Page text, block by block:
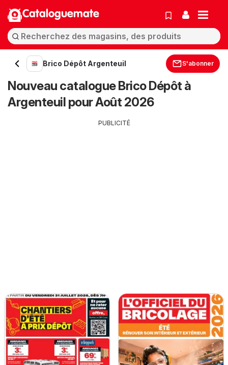
Cataloguemate
Brico Dépôt Argenteuil S'abonner
Nouveau catalogue Brico Dépôt à
Argenteuil pour Août 2026
PUBLICITÉ